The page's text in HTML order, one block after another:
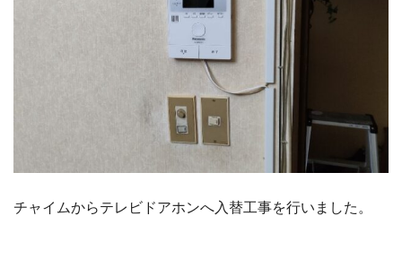
チャイムからテレビドアホンへ入替工事を行いました。